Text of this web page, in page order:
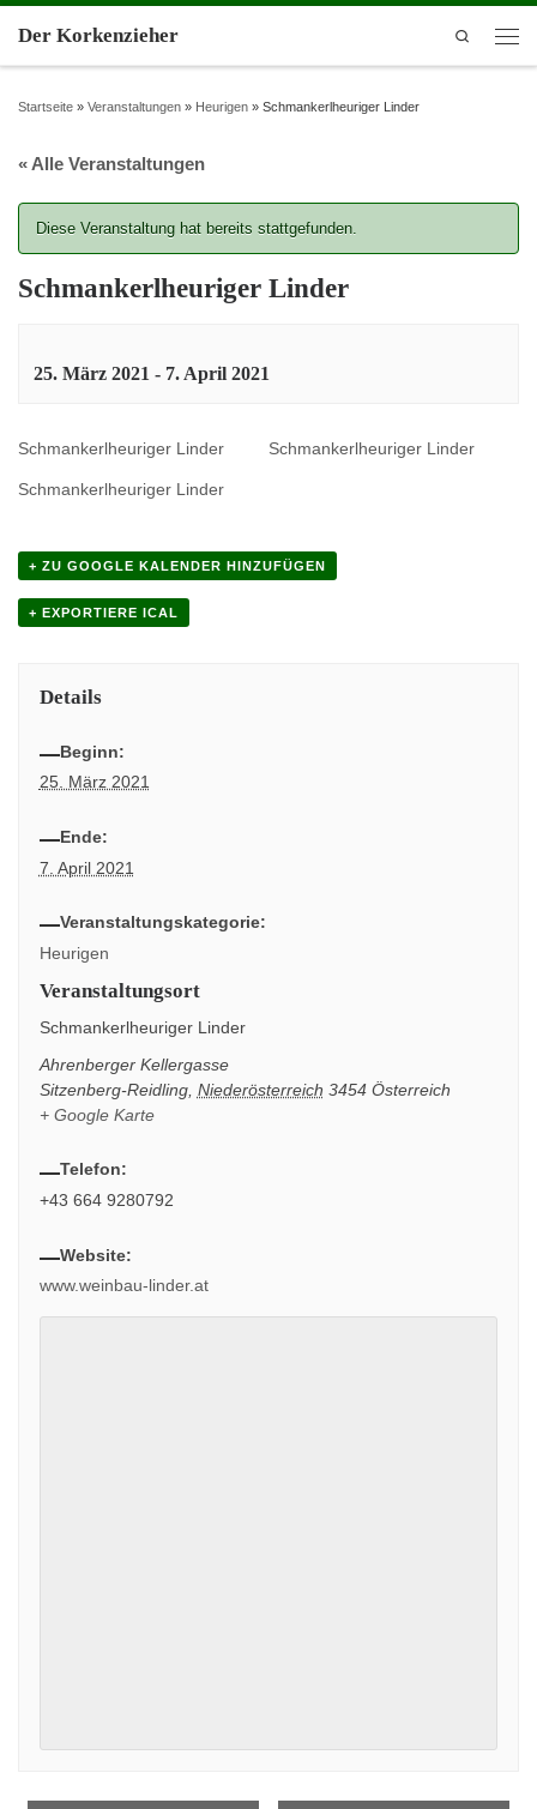
Der Korkenzieher Search
Startseite » Veranstaltungen » Heurigen » Schmankerlheuriger Linder
« Alle Veranstaltungen
Diese Veranstaltung hat bereits stattgefunden.
Schmankerlheuriger Linder
25. März 2021 - 7. April 2021
Schmankerlheuriger Linder Schmankerlheuriger Linder
Schmankerlheuriger Linder
+ ZU GOOGLE KALENDER HINZUFÜGEN
+ EXPORTIERE ICAL
Details
Beginn:
25. März 2021
Ende:
7. April 2021
Veranstaltungskategorie:
Heurigen
Veranstaltungsort
Schmankerlheuriger Linder
Ahrenberger Kellergasse
Sitzenberg-Reidling, Niederösterreich 3454 Österreich
+ Google Karte
Telefon:
+43 664 9280792
Website:
www.weinbau-linder.at